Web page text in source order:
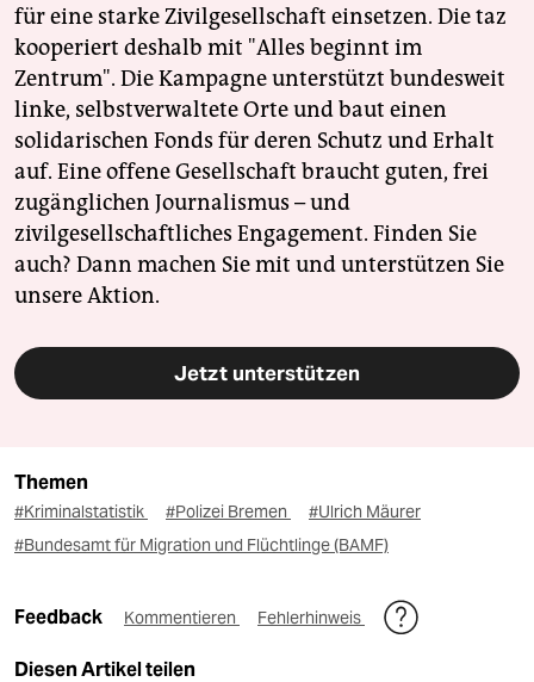
für eine starke Zivilgesellschaft einsetzen. Die taz
kooperiert deshalb mit "Alles beginnt im
Zentrum". Die Kampagne unterstützt bundesweit
linke, selbstverwaltete Orte und baut einen
solidarischen Fonds für deren Schutz und Erhalt
auf. Eine offene Gesellschaft braucht guten, frei
zugänglichen Journalismus – und
zivilgesellschaftliches Engagement. Finden Sie
auch? Dann machen Sie mit und unterstützen Sie
unsere Aktion.
Jetzt unterstützen
Themen
#Kriminalstatistik #Polizei Bremen
#Ulrich Mäurer
#Bundesamt für Migration und Flüchtlinge (BAMF)
Feedback Kommentieren Fehlerhinweis
Diesen Artikel teilen